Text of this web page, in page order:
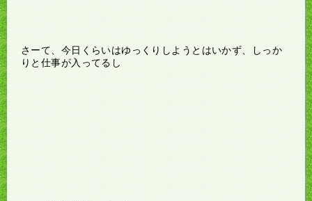
さーて、今日くらいはゆっくりしようとはいかず、しっか
りと仕事が入ってるし